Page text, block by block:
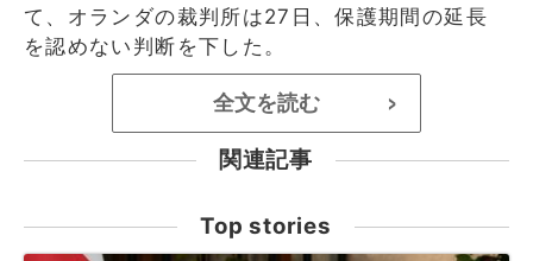
て、オランダの裁判所は27日、保護期間の延長
を認めない判断を下した。
全文を読む >
関連記事
Top stories